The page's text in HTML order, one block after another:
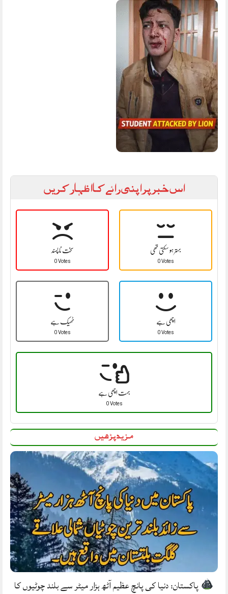
اس خبر پر اپنی رائے کا اظہار کریں
سخت نا پسند
0 Votes
بہتر ہو سکتی تھی
0 Votes
ٹھیک ہے
0 Votes
اچھی ہے
0 Votes
بہت اچھی ہے
0 Votes
مزید پڑھیں
پاکستان: دنیا کی پانچ عظیم آٹھ ہزار میٹر سے بلند چوٹیوں کا